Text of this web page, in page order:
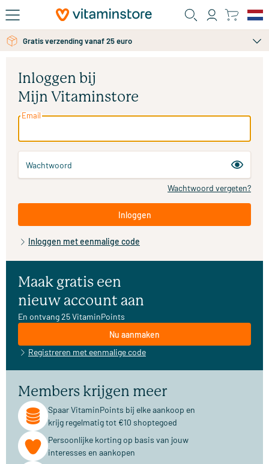
Ga naar de hoofdinhoud
Gratis verzending vanaf 25 euro
Inloggen bij
Mijn Vitaminstore
Email
Wachtwoord
Wachtwoord vergeten?
Inloggen
Inloggen met eenmalige code
Maak gratis een
nieuw account aan
En ontvang 25 VitaminPoints
Nu aanmaken
Registreren met eenmalige code
Members krijgen meer
Spaar VitaminPoints bij elke aankoop en
krijg regelmatig tot €10 shoptegoed
Persoonlijke korting op basis van jouw
interesses en aankopen